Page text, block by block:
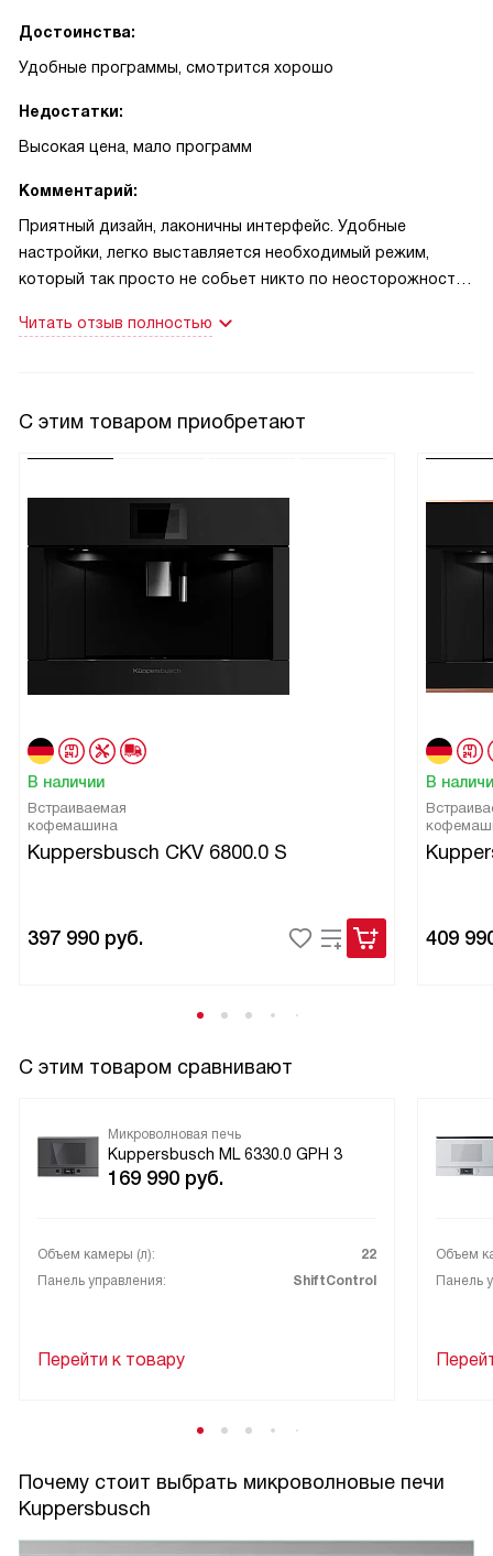
Достоинства:
Удобные программы, смотрится хорошо
Недостатки:
Высокая цена, мало программ
Комментарий:
Приятный дизайн, лаконичны интерфейс. Удобные
настройки, легко выставляется необходимый режим,
который так просто не собьет никто по неосторожности,
от детей. Удобно, что разморозка повесу. Также есть
Читать отзыв полностью
С этим товаром приобретают
В наличии
Встраиваемая
кофемашина
Kuppersbusch CKV 6800.0 S
397 990 руб.
В
409
С этим товаром сравнивают
Микроволновая печь
Kuppersbusch ML 6330.0 GPH 3
169 990 руб.
Объем камеры (л):
22
Панель управления:
ShiftControl
Перейти к товару
Объем
Панель
Почему стоит выбрать микроволновые печи
Kuppersbusch